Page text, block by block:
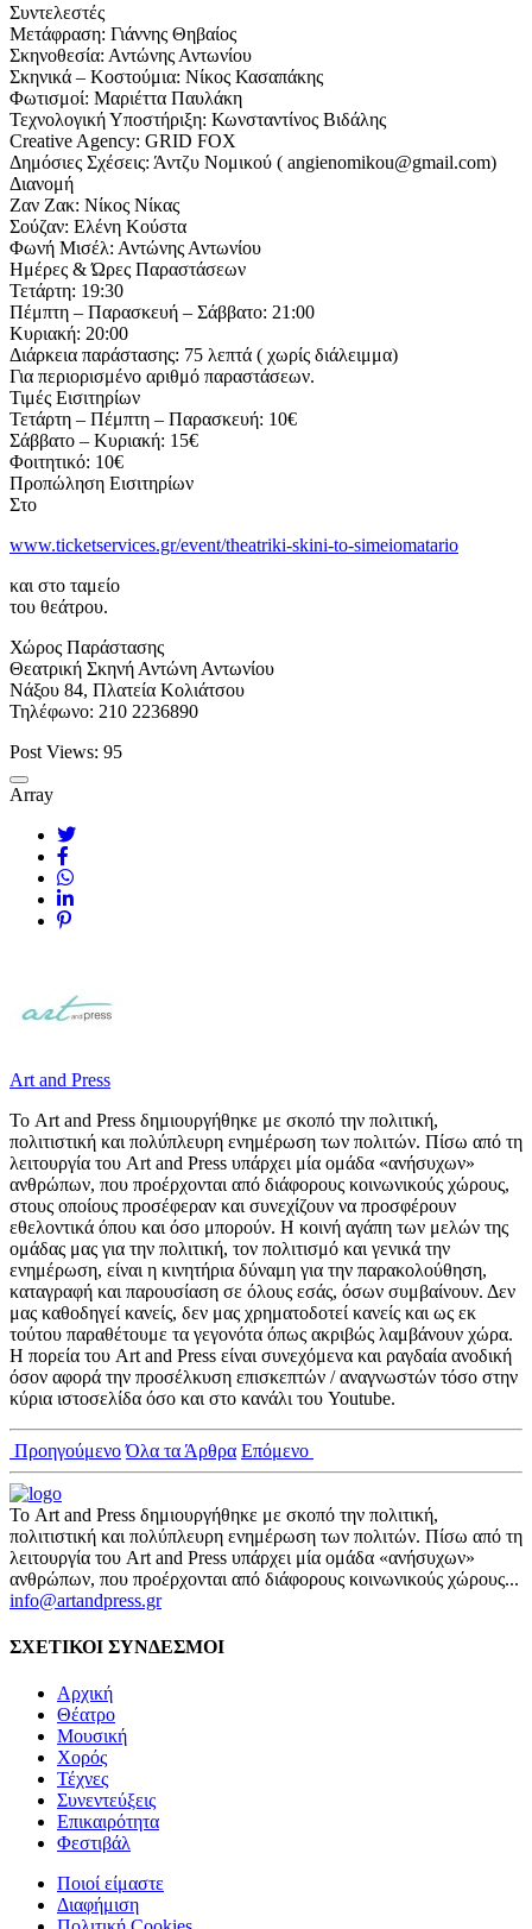
Συντελεστές
Μετάφραση: Γιάννης Θηβαίος
Σκηνοθεσία: Αντώνης Αντωνίου
Σκηνικά – Κοστούμια: Νίκος Κασαπάκης
Φωτισμοί: Μαριέττα Παυλάκη
Τεχνολογική Υποστήριξη: Κωνσταντίνος Βιδάλης
Creative Agency: GRID FOX
Δημόσιες Σχέσεις: Άντζυ Νομικού ( angienomikou@gmail.com)
Διανομή
Ζαν Ζακ: Νίκος Νίκας
Σούζαν: Ελένη Κούστα
Φωνή Μισέλ: Αντώνης Αντωνίου
Ημέρες & Ώρες Παραστάσεων
Τετάρτη: 19:30
Πέμπτη – Παρασκευή – Σάββατο: 21:00
Κυριακή: 20:00
Διάρκεια παράστασης: 75 λεπτά ( χωρίς διάλειμμα)
Για περιορισμένο αριθμό παραστάσεων.
Τιμές Εισιτηρίων
Τετάρτη – Πέμπτη – Παρασκευή: 10€
Σάββατο – Κυριακή: 15€
Φοιτητικό: 10€
Προπώληση Εισιτηρίων
Στο
www.ticketservices.gr/event/theatriki-skini-to-simeiomatario
και στο ταμείο
του θεάτρου.
Χώρος Παράστασης
Θεατρική Σκηνή Αντώνη Αντωνίου
Νάξου 84, Πλατεία Κολιάτσου
Τηλέφωνο: 210 2236890
Post Views: 95
Array
Art and Press
Το Art and Press δημιουργήθηκε με σκοπό την πολιτική,
πολιτιστική και πολύπλευρη ενημέρωση των πολιτών. Πίσω από τη
λειτουργία του Art and Press υπάρχει μία ομάδα «ανήσυχων»
ανθρώπων, που προέρχονται από διάφορους κοινωνικούς χώρους,
στους οποίους προσέφεραν και συνεχίζουν να προσφέρουν
εθελοντικά όπου και όσο μπορούν. Η κοινή αγάπη των μελών της
ομάδας μας για την πολιτική, τον πολιτισμό και γενικά την
ενημέρωση, είναι η κινητήρια δύναμη για την παρακολούθηση,
καταγραφή και παρουσίαση σε όλους εσάς, όσων συμβαίνουν. Δεν
μας καθοδηγεί κανείς, δεν μας χρηματοδοτεί κανείς και ως εκ
τούτου παραθέτουμε τα γεγονότα όπως ακριβώς λαμβάνουν χώρα.
Η πορεία του Art and Press είναι συνεχόμενα και ραγδαία ανοδική
όσον αφορά την προσέλκυση επισκεπτών / αναγνωστών τόσο στην
κύρια ιστοσελίδα όσο και στο κανάλι του Youtube.
Προηγούμενο Όλα τα Άρθρα Επόμενο
Το Art and Press δημιουργήθηκε με σκοπό την πολιτική,
πολιτιστική και πολύπλευρη ενημέρωση των πολιτών. Πίσω από τη
λειτουργία του Art and Press υπάρχει μία ομάδα «ανήσυχων»
ανθρώπων, που προέρχονται από διάφορους κοινωνικούς χώρους...
info@artandpress.gr
ΣΧΕΤΙΚΟΙ ΣΥΝΔΕΣΜΟΙ
Αρχική
Θέατρο
Μουσική
Χορός
Τέχνες
Συνεντεύξεις
Επικαιρότητα
Φεστιβάλ
Ποιοί είμαστε
Διαφήμιση